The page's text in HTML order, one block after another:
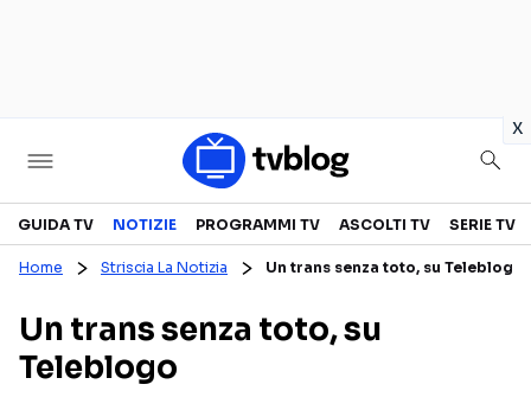
x
Televisione
CANALI TV
PROGRAMMI TV
SERIE TV
GUIDA TV NOTIZIE PROGRAMMI TV ASCOLTI TV SERIE TV
Home Striscia La Notizia Un trans senza toto, su Teleblogo
Un trans senza toto, su
Teleblogo